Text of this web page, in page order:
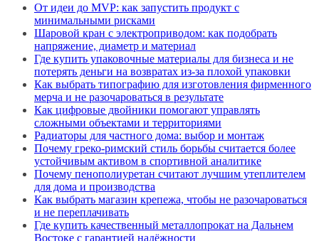
От идеи до MVP: как запустить продукт с
минимальными рисками
Шаровой кран с электроприводом: как подобрать
напряжение, диаметр и материал
Где купить упаковочные материалы для бизнеса и не
потерять деньги на возвратах из-за плохой упаковки
Как выбрать типографию для изготовления фирменного
мерча и не разочароваться в результате
Как цифровые двойники помогают управлять
сложными объектами и территориями
Радиаторы для частного дома: выбор и монтаж
Почему греко-римский стиль борьбы считается более
устойчивым активом в спортивной аналитике
Почему пенополиуретан считают лучшим утеплителем
для дома и производства
Как выбрать магазин крепежа, чтобы не разочароваться
и не переплачивать
Где купить качественный металлопрокат на Дальнем
Востоке с гарантией надёжности